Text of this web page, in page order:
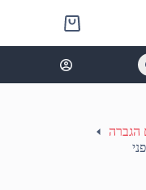
Shopping
cart
הגברה